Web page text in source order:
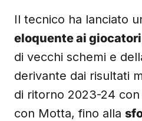
Il tecnico ha lanciato
eloquente ai giocatori
di vecchi schemi e
derivante dai risultati
di ritorno 2023-24
con Motta, fino alla